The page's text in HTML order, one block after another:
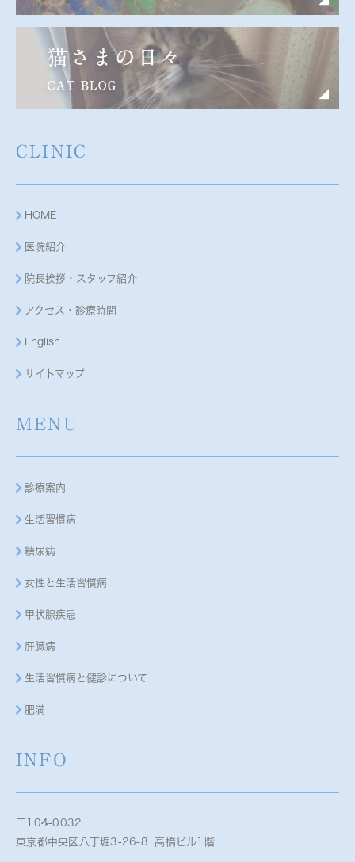
CLINIC
HOME
医院紹介
院長挨拶・スタッフ紹介
アクセス・診療時間
English
サイトマップ
MENU
診療案内
生活習慣病
糖尿病
女性と生活習慣病
甲状腺疾患
肝臓病
生活習慣病と健診について
肥満
INFO
〒104-0032
東京都中央区八丁堀3-26-8 高橋ビル1階